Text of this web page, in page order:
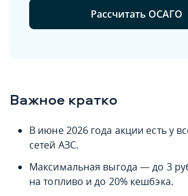
Рассчитать ОСАГО
Важное кратко
В июне 2026 года акции есть у
сетей АЗС.
Максимальная выгода — до 3
на топливо и до 20% кешбэка.